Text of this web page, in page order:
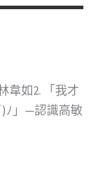
韋如2. 「我才
ﾉ」—認識高敏